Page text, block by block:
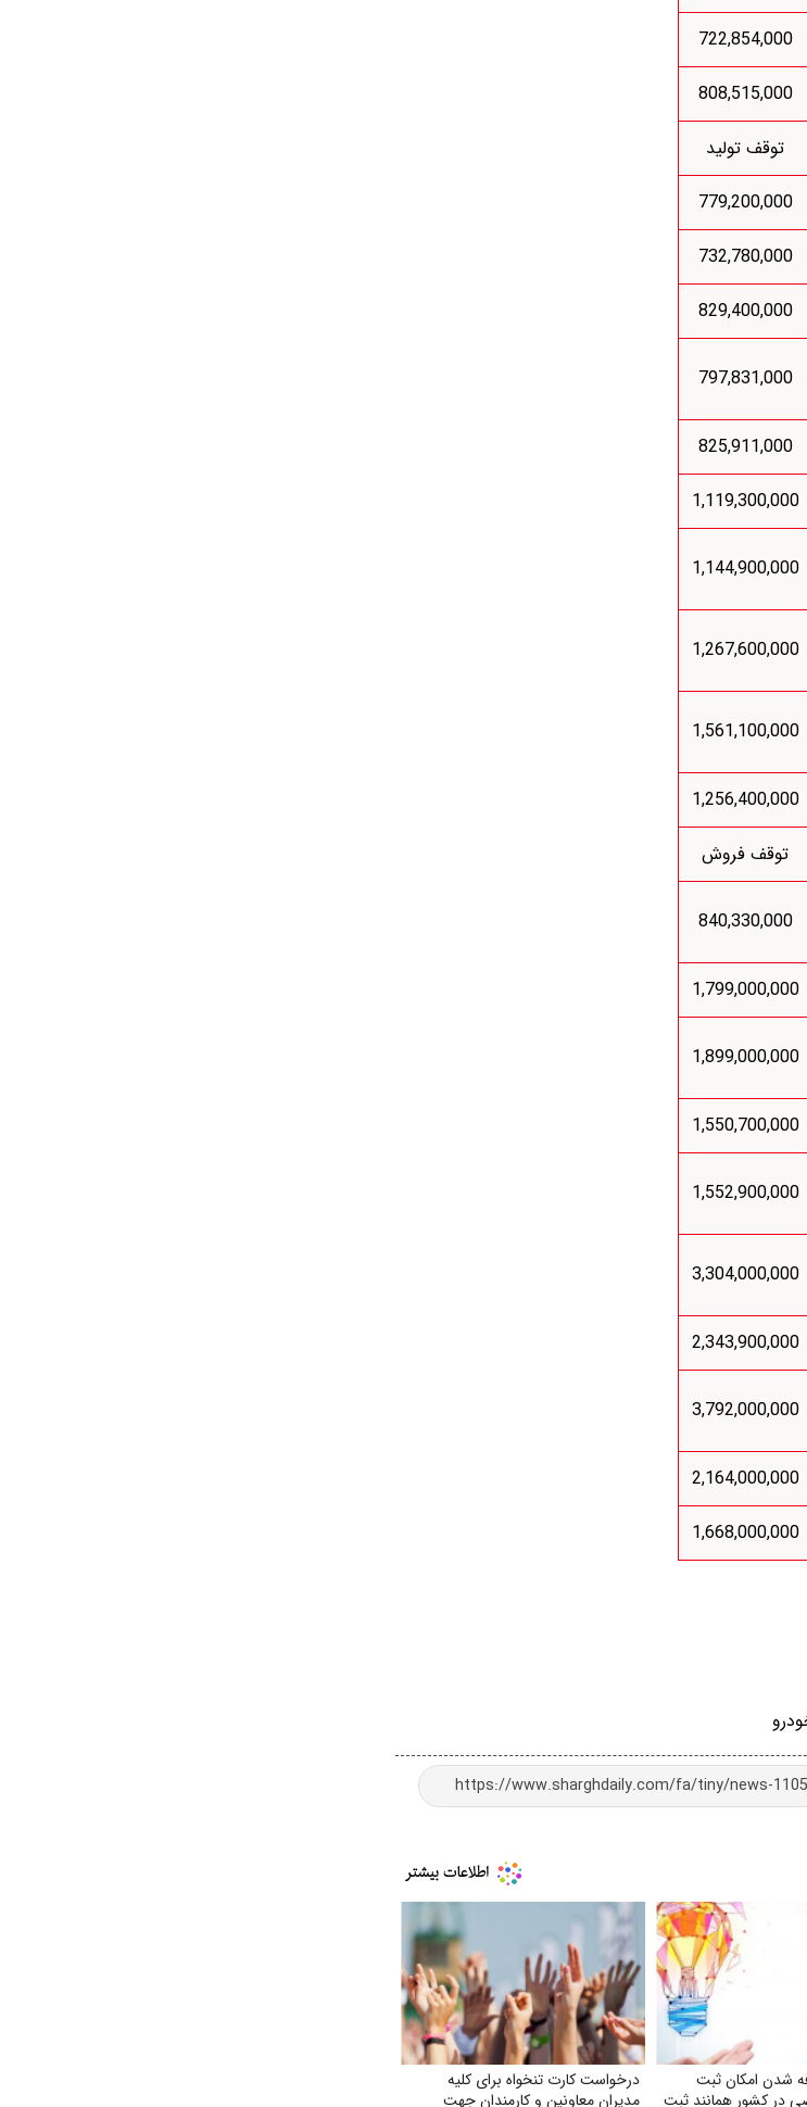
722,854,000
808,515,000
توقف تولید
779,200,000
732,780,000
829,400,000
797,831,000
825,911,000
1,119,300,000
1,144,900,000
1,267,600,000
1,561,100,000
1,256,400,000
توقف فروش
840,330,000
1,799,000,000
1,899,000,000
1,550,700,000
1,552,900,000
3,304,000,000
2,343,900,000
3,792,000,000
2,164,000,000
1,668,000,000
شدن امکان ثبت
در کشور همانند ثبت
درخواست کارت تنخواه برای کلیه
مدیران معاونین و کارمندان جهت